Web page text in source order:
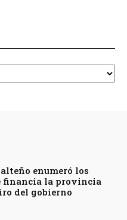
enumeró los
financia la provincia
del gobierno